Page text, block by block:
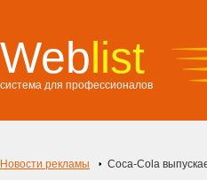
Weblist
система для профессионалов
Новости рекламы Coca-Cola